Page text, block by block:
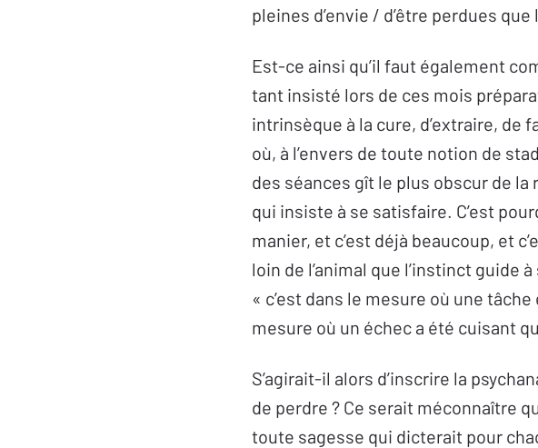
pleines d’envie / d’être perdues
Est-ce ainsi qu’il faut également
tant insisté lors de ces mois
intrinsèque à la cure, d’extraire, de
où, à l’envers de toute notion de
des séances gît le plus obscur de
qui insiste à se satisfaire. C’est
manier, et c’est déjà beaucoup, et
loin de l’animal que l’instinct guide
« c’est dans le mesure où une
mesure où un échec a été cuisant
S’agirait-il alors d’inscrire la
de perdre ? Ce serait méconnaître
toute sagesse qui dicterait pour